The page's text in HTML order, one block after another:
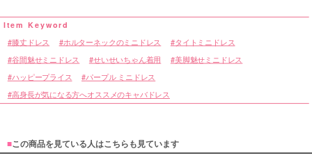
膝丈ドレス ホルターネックのミニドレス タイトミニドレス
谷間魅せミニドレス せいせいちゃん着用 美脚魅せミニドレス
ハッピープライス
パープル ミニドレス
高身長が気になる方へオススメのキャバドレス
■この商品を見ている人はこちらも見ています